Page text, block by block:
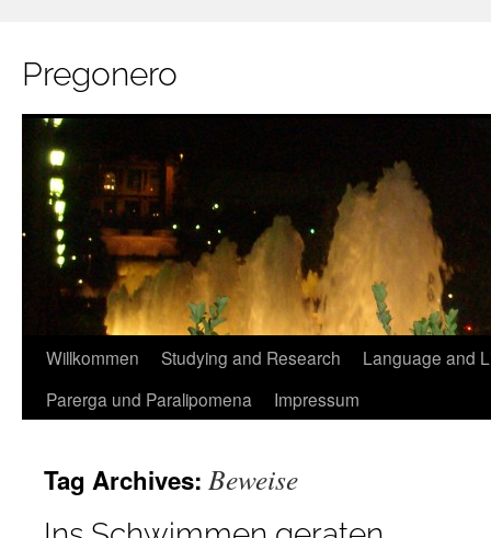
Pregonero
Skip
Willkommen Studying and Research
Language and
Parerga und Paralipomena
Impressum
Tag Archives: Beweise